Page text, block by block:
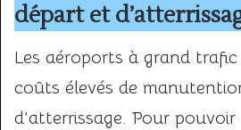
départ et
Les aéroports à grand
coûts élevés de
d’atterrissage. Pour